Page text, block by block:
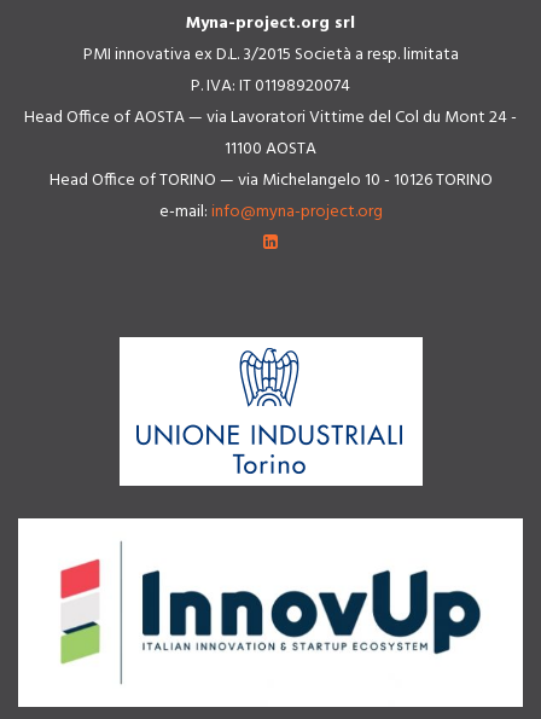
Myna-project.org srl
PMI innovativa ex D.L. 3/2015 Società a resp. limitata
P. IVA: IT 01198920074
Head Office of AOSTA — via Lavoratori Vittime del Col du Mont 24 -
11100 AOSTA
Head Office of TORINO — via Michelangelo 10 - 10126 TORINO
e-mail:info@myna-project.org